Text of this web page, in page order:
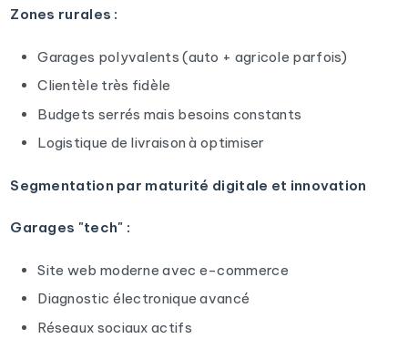
Zones rurales :
Garages polyvalents (auto + agricole parfois)
Clientèle très fidèle
Budgets serrés mais besoins constants
Logistique de livraison à optimiser
Segmentation par maturité digitale et innovation
Garages "tech" :
Site web moderne avec e-commerce
Diagnostic électronique avancé
Réseaux sociaux actifs